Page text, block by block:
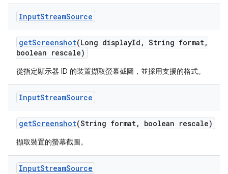
InputStreamSource
getScreenshot(Long displayId , String format,
boolean rescale)
從指定顯示器 ID 的裝置擷取螢幕截圖，並採用支援的格式。
InputStreamSource
getScreenshot(String format, boolean rescale)
擷取裝置的螢幕截圖。
InputStreamSource